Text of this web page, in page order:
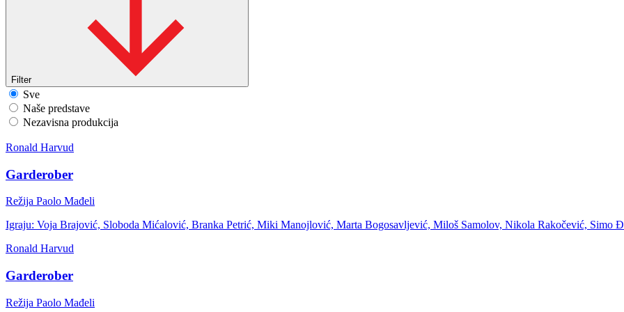
Filter
Sve
Naše predstave
Nezavisna produkcija
Ronald Harvud
Garderober
Režija Paolo Mađeli
Igraju: Voja Brajović, Sloboda Mićalović, Branka Petrić, Miki Manojlović, Marta Bogosavljević, Miloš Samolov, Nikola Rakočević, Simo
Ronald Harvud
Garderober
Režija Paolo Mađeli